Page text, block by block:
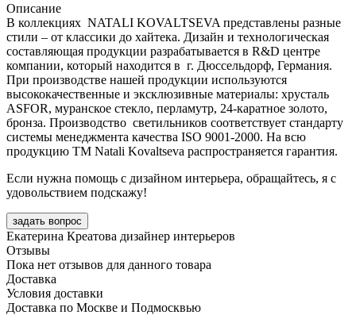
Описание
В коллекциях NATALI KOVALTSEVA представлены разные
стили – от классики до хайтека. Дизайн и технологическая
составляющая продукции разрабатывается в R&D центре
компании, который находится в г. Дюссельдорф, Германия.
При производстве нашей продукции используются
высококачественные и эксклюзивные материалы: хрусталь
ASFOR, муранское стекло, перламутр, 24-каратное золото,
бронза. Производство светильников соответствует стандарту
системы менеджмента качества ISO 9001-2000. На всю
продукцию ТМ Natali Kovaltseva распространяется гарантия.
Если нужна помощь с дизайном интерьера, обращайтесь, я с
удовольствием подскажу!
задать вопрос
Екатерина Креатова дизайнер интерьеров
Отзывы
Пока нет отзывов для данного товара
Доставка
Условия доставки
Доставка по Москве и Подмосквью